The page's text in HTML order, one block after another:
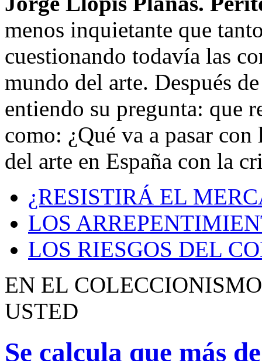
menos inquietante que
cuestionando todavía las
mundo del arte. Después
entiendo su pregunta: que
como: ¿Qué va a pasar
del arte en España con la
¿RESISTIRÁ EL
LOS
LOS RIESGOS DEL
EN EL
USTED
Se calcula que más